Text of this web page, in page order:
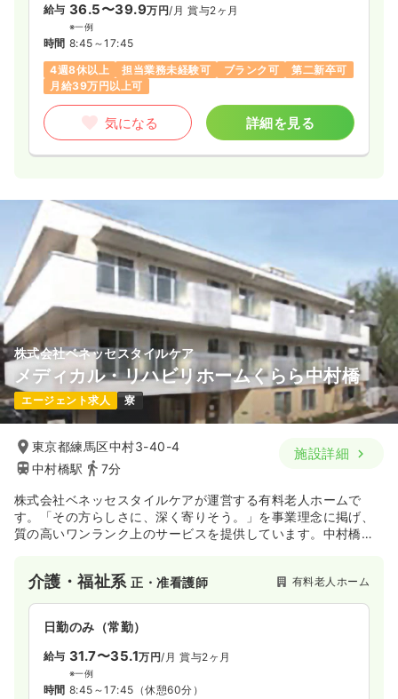
給与 36.5〜39.9万円/月 賞与2ヶ月
※一例
時間 8:45～17:45
4週8休以上
担当業務未経験可 ブランク可
第二新卒可
月給39万円以上可
気になる 詳細を見る
株式会社ベネッセスタイルケア
メディカル・リハビリホームくらら中村橋
エージェント求人 寮
東京都練馬区中村3-40-4
中村橋駅
7分
施設詳細
株式会社ベネッセスタイルケアが運営する有料老人ホームで
す。「その方らしさに、深く寄りそう。」を事業理念に掲げ、
質の高いワンランク上のサービスを提供しています。中村橋駅
介護・福祉系正・准看護師 有料老人ホーム
日勤のみ（常勤）
給与 31.7〜35.1万円/月 賞与2ヶ月
※一例
時間 8:45～17:45 （休憩60分）